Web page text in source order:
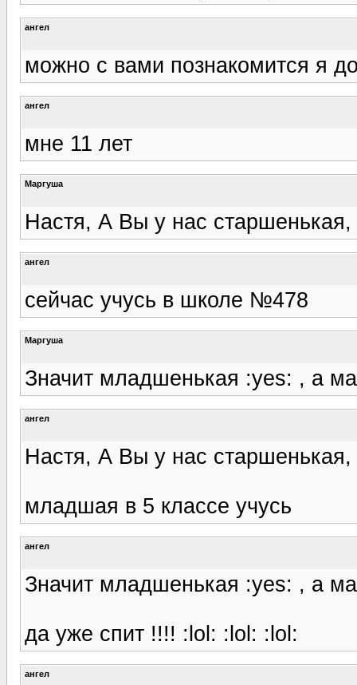
ангел
можно с вами познакомится я
ангел
мне 11 лет
Маргуша
Настя, А Вы у нас
ангел
сейчас учусь в школе №478
Маргуша
Значит младшенькая :yes: , а
ангел
Настя, А Вы у нас
младшая в 5 классе учусь
ангел
Значит младшенькая :yes: , а
да уже спит !!!! :lol: :lol: :lol:
ангел